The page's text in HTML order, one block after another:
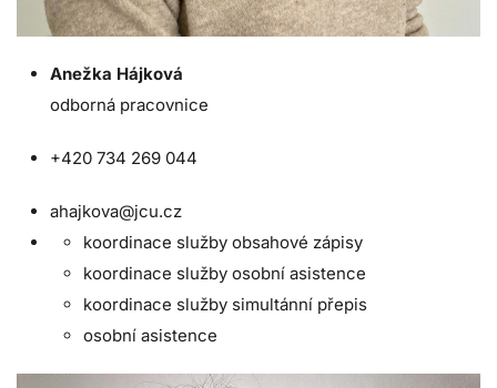
Anežka Hájková
odborná pracovnice
+420 734 269 044
ahajkova@jcu.cz
koordinace služby obsahové zápisy
koordinace služby osobní asistence
koordinace služby simultánní přepis
osobní asistence